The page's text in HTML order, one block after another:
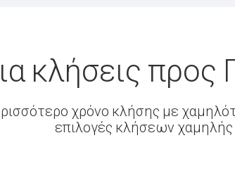
κλήσεις προς
χρόνο κλήσης με
επιλογές κλήσεων